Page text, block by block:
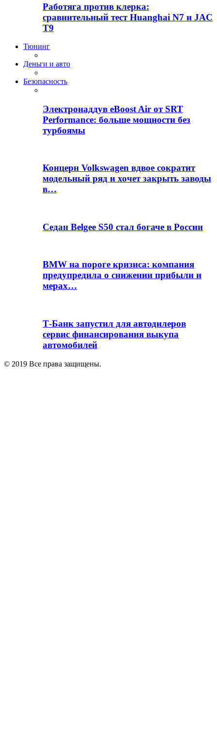
Работяга против клерка:
сравнительный тест Huanghai N7 и JAC
T9
Тюнинг
Деньги и авто
Безопасность
Электронаддув eBoost Air от SRT
Performance: больше мощности без
турбоямы
Концерн Volkswagen вдвое сократит
модельный ряд и хочет закрыть заводы
в…
Седан Belgee S50 стал богаче в России
BMW на пороге кризиса: компания
предупредила о снижении прибыли и
мерах…
Т-Банк запустил для автодилеров
сервис финансирования выкупа
автомобилей
© 2019 Все права защищены.